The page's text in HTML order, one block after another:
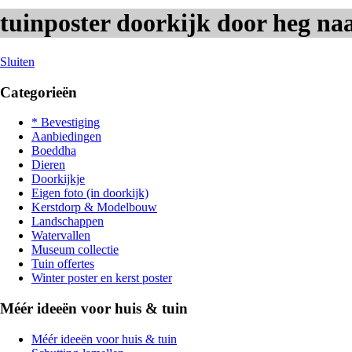
tuinposter doorkijk door heg
Sluiten
Categorieën
* Bevestiging
Aanbiedingen
Boeddha
Dieren
Doorkijkje
Eigen foto (in doorkijk)
Kerstdorp & Modelbouw
Landschappen
Watervallen
Museum collectie
Tuin offertes
Winter poster en kerst poster
Méér ideeën voor huis & tuin
Méér ideeën voor huis & tuin